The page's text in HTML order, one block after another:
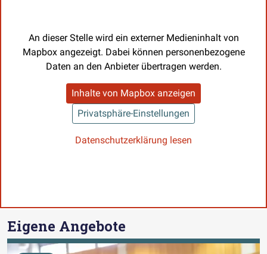
An dieser Stelle wird ein externer Medieninhalt von
Mapbox angezeigt. Dabei können personenbezogene
Daten an den Anbieter übertragen werden.
Inhalte von Mapbox anzeigen
Privatsphäre-Einstellungen
Datenschutzerklärung lesen
Eigene Angebote